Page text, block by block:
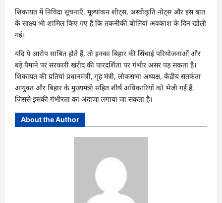
शिकायत में निविदा सूचनाएँ, मूल्यांकन शीट्स, अस्वीकृति नोट्स और इस बात
के साक्ष्य भी शामिल किए गए हैं कि तकनीकी बोलियां अवकाश के दिन खोली
गईं।
यदि ये आरोप साबित होते हैं, तो इनका बिहार की सिंचाई परियोजनाओं और
बड़े पैमाने पर सरकारी खरीद की पारदर्शिता पर गंभीर असर पड़ सकता है।
शिकायत की प्रतियां प्रधानमंत्री, गृह मंत्री, लोकसभा अध्यक्ष, केंद्रीय सतर्कता
आयुक्त और बिहार के मुख्यमंत्री सहित शीर्ष अधिकारियों को भेजी गई हैं,
जिससे इसकी गंभीरता का अंदाजा लगाया जा सकता है।
About the Author